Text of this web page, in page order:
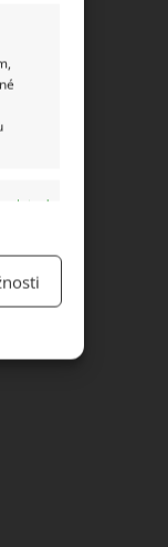
aktivní